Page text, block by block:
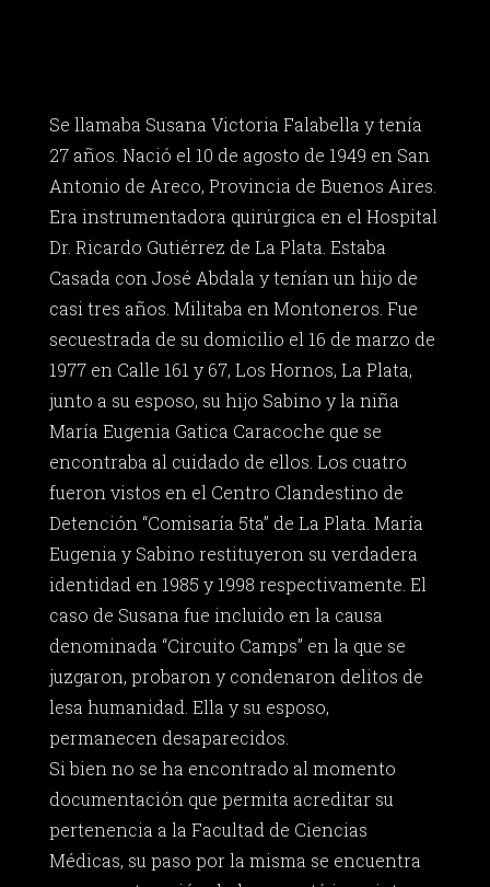
Se llamaba Susana Victoria Falabella y tenía
27 años. Nació el 10 de agosto de 1949 en San
Antonio de Areco, Provincia de Buenos Aires.
Era instrumentadora quirúrgica en el Hospital
Dr. Ricardo Gutiérrez de La Plata. Estaba
Casada con José Abdala y tenían un hijo de
casi tres años. Militaba en Montoneros. Fue
secuestrada de su domicilio el 16 de marzo de
1977 en Calle 161 y 67, Los Hornos, La Plata,
junto a su esposo, su hijo Sabino y la niña
María Eugenia Gatica Caracoche que se
encontraba al cuidado de ellos. Los cuatro
fueron vistos en el Centro Clandestino de
Detención “Comisaría 5ta” de La Plata. María
Eugenia y Sabino restituyeron su verdadera
identidad en 1985 y 1998 respectivamente. El
caso de Susana fue incluido en la causa
denominada “Circuito Camps” en la que se
juzgaron, probaron y condenaron delitos de
lesa humanidad. Ella y su esposo,
permanecen desaparecidos.
Si bien no se ha encontrado al momento
documentación que permita acreditar su
pertenencia a la Facultad de Ciencias
Médicas, su paso por la misma se encuentra